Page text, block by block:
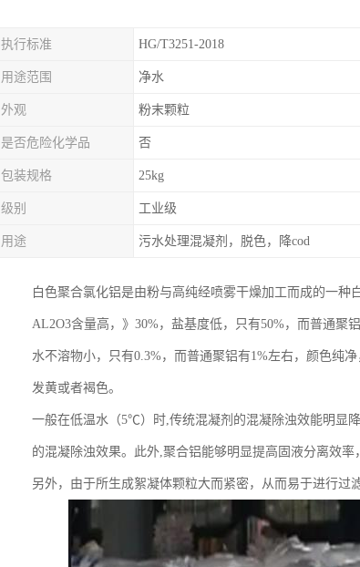
执行标准 HG/T3251-2018
用途范围 净水
外观 粉末颗粒
是否危险化学品 否
包装规格 25kg
级别 工业级
用途 污水处理混凝剂，脱色，降cod
白色聚合氯化铝是由粉与高纯经喷雾干燥加工而成的一种
AL2O3含量高，》30%，盐基度低，只有50%，而普通聚
水不溶物小，只有0.3%，而普通聚铝有1%左右，颜色纯
发黄或者褐色。
一般在低温水（5℃）时,传统混凝剂的混凝除浊效能明显
的混凝除浊效果。此外,聚合铝能够明显提高固液分离效
另外，由于所生成絮凝体颗粒大而紧密，从而易于进行过